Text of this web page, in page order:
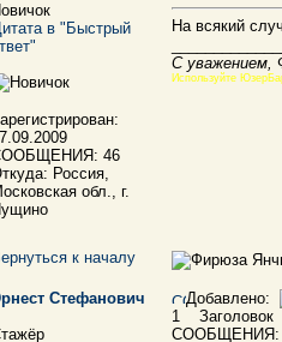
в "Быстрый
46
Россия,
обл., г.
На всякий
С уважением,
Используйте
к началу
Стефанович
Добавлено:
1
Заголовок
СООБЩЕНИЯ: